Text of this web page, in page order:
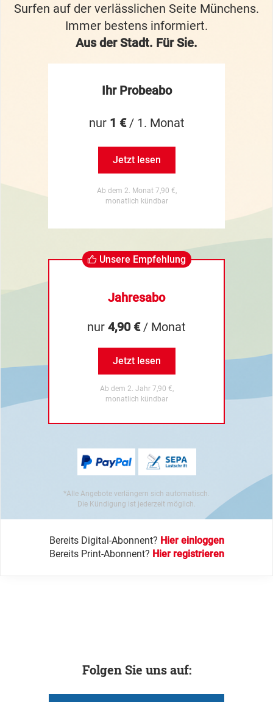
Surfen auf der verlässlichen Seite Münchens.
Immer bestens informiert.
Aus der Stadt. Für Sie.
Ihr Probeabo
nur 1 €/ 1. Monat
Jetzt lesen
Ab dem 2. Monat 7,90 €,
monatlich kündbar
Unsere Empfehlung
Jahresabo
nur 4,90 €/ Monat
Jetzt lesen
Ab dem 2. Jahr 7,90 €,
monatlich kündbar
*Alle Angebote verlängern sich automatisch.
Die Kündigung ist jederzeit möglich.
Bereits Digital-Abonnent? Hier einloggen
Bereits Print-Abonnent? Hier registrieren
Folgen Sie uns auf: